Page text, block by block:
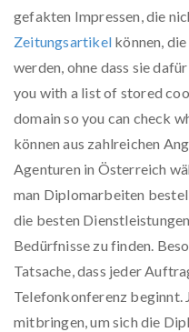
gefakten Impressen, die
Zeitungsartikel können,
werden, ohne dass sie
you with a list of stored
domain so you can check
können aus zahlreichen
Agenturen in Österreich
man Diplomarbeiten
die besten
Bedürfnisse zu finden.
Tatsache, dass jeder
Telefonkonferenz beginnt.
mitbringen, um sich die